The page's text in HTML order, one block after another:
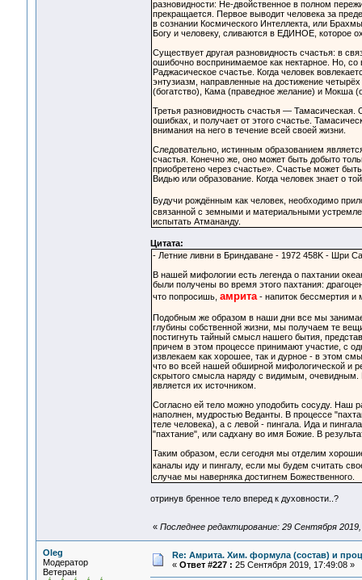
разновидности: Не-двойственное в полном
прекращается. Первое выводит человека за
в сознании Космического Интеллекта, или
Богу и человеку, сливаются в ЕДИНОЕ, которое
Существует другая разновидность счастья: в
ошибочно воспринимаемое как нектарное. Но,
Раджасическое счастье. Когда человек
энтузиазм, направленные на достижение
(богатство), Кама (праведное желание) и Мокша
Третья разновидность счастья — Тамасическая.
ошибках, и получает от этого счастье.
внимания на него в течение всей своей жизни.
Следовательно, истинным образованием
счастья. Конечно же, оно может быть добыто
приобретено через счастье». Счастье может
Видью или образование. Когда человек знает о
Будучи рождённым как человек, необходимо
связанной с земными и материальными
испытать Атмананду.
Цитата:
- Летние ливни в Бриндаване - 1972 458K - Шри
В нашей мифологии есть легенда о пахтании
были получены во время этого пахтания:
что попросишь, амрита- напиток бессмертия и
Подобным же образом в наши дни все мы
глубины собственной жизни, мы получаем те
постигнуть тайный смысл нашего бытия,
причем в этом процессе принимают участие, с
извлекаем как хорошее, так и дурное - в этом
что во всей нашей обширной мифологической и
скрытого смысла наряду с видимым, очевидным.
является их источником.
Согласно ей тело можно уподобить сосуду. Наш
наполнен, мудростью Веданты. В процессе
теле человека), а с левой - пингала. Ида и
"пахтание", или садхану во имя Божие. В
Таким образом, если сегодня мы отделим
каналы иду и пингалу, если мы будем считать
случае мы наверняка достигнем Божественного.
отринув бренное тело вперед к духовности..?
« Последнее редактирование: 29 Сентября
Oleg
Модератор
Ветеран
Re: Амрита. Хим. формула (состав) и
« Ответ #227 : 25 Сентября 2019, 17:49:08 »